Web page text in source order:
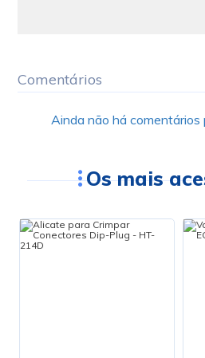
Comentários
Ainda não há comentários
Os mais